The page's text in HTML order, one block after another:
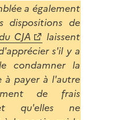
a également
dispositions de
CJA
laissent
s'il y a
condamner la
à payer à l'autre
de frais
qu'elles ne